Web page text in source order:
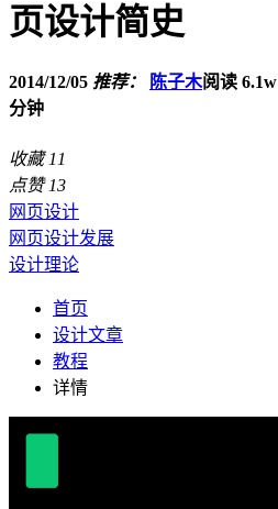
页设计简史
2014/12/05 推荐： 陈子木阅读 6.1w
分钟
收藏 11
点赞 13
网页设计
网页设计发展
设计理论
首页
设计文章
教程
详情